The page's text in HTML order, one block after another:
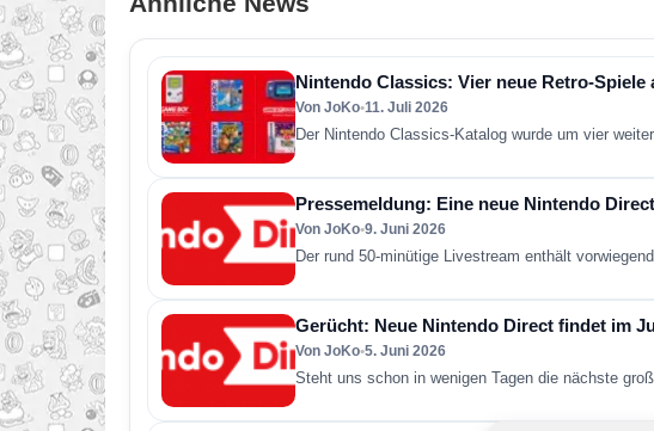
Nintendo Classics: Vier neue Retro-
Von JoKo•11. Juli 2026
Der Nintendo Classics-Katalog wurde um vier
Pressemeldung: Eine neue Nintendo
Von JoKo•9. Juni 2026
Der rund 50-minütige Livestream enthält
Gerücht: Neue Nintendo Direct findet im
Von JoKo•5. Juni 2026
Steht uns schon in wenigen Tagen die nächste